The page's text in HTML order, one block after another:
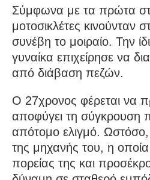
Σύμφωνα με τα πρώτα
μοτοσικλέτες κινούνταν
συνέβη το μοιραίο. Την
γυναίκα επιχείρησε να
από διάβαση πεζών.
Ο 27χρονος φέρεται να
αποφύγει τη σύγκρουση
απότομο ελιγμό. Ωστόσο,
της μηχανής του, η
πορείας της και